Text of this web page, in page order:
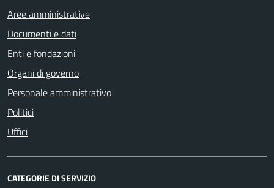
Aree amministrative
Documenti e dati
Enti e fondazioni
Organi di governo
Personale amministrativo
Politici
Uffici
CATEGORIE DI SERVIZIO